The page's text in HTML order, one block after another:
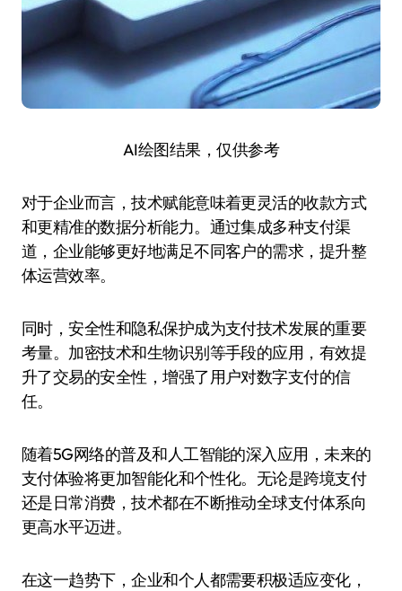
AI绘图结果，仅供参考
对于企业而言，技术赋能意味着更灵活的收款方式
和更精准的数据分析能力。通过集成多种支付渠
道，企业能够更好地满足不同客户的需求，提升整
体运营效率。
同时，安全性和隐私保护成为支付技术发展的重要
考量。加密技术和生物识别等手段的应用，有效提
升了交易的安全性，增强了用户对数字支付的信
任。
随着5G网络的普及和人工智能的深入应用，未来的
支付体验将更加智能化和个性化。无论是跨境支付
还是日常消费，技术都在不断推动全球支付体系向
更高水平迈进。
在这一趋势下，企业和个人都需要积极适应变化，